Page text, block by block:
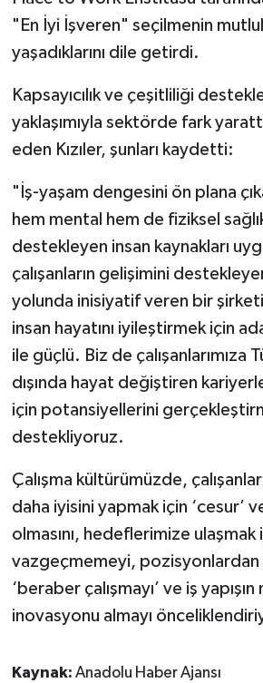
"En İyi İşveren" seçilmenin
yaşadıklarını dile getirdi.
Kapsayıcılık ve çeşitliliği
yaklaşımıyla sektörde fark
eden Kızıler, şunları kaydetti:
"İş-yaşam dengesini ön plana
hem mental hem de fiziksel
destekleyen insan kaynakları
çalışanların gelişimini
yolunda inisiyatif veren bir
insan hayatını iyileştirmek için
ile güçlü. Biz de çalışanlarımıza
dışında hayat değiştiren
için potansiyellerini
destekliyoruz.
Çalışma kültürümüzde,
daha iyisini yapmak için ‘cesur’ ve
olmasını, hedeflerimize
vazgeçmemeyi, pozisyonlardan
‘beraber çalışmayı’ ve iş
inovasyonu almayı
Kaynak: Anadolu Haber Ajansı